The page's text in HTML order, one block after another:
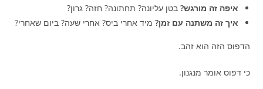
איפה זה מורגש? בטן עליונה? תחתונה? חזה? גרון?
איך זה משתנה עם זמן? מיד אחרי ביס? אחרי שעה? ביום שאחרי?
הדפוס הזה הוא זהב.
כי דפוס אומר מנגנון.